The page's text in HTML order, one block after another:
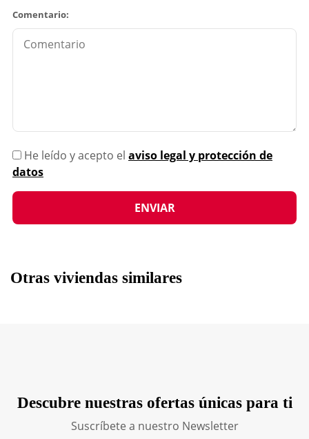
Comentario:
He leído y acepto el aviso legal y protección de
datos
Otras viviendas similares
Descubre nuestras ofertas únicas para ti
Suscríbete a nuestro Newsletter